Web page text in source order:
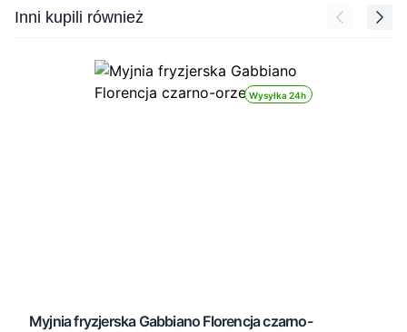
Press to skip carousel
Inni kupili również
Wysyłka 24h
Myjnia fryzjerska Gabbiano Florencja czarno-